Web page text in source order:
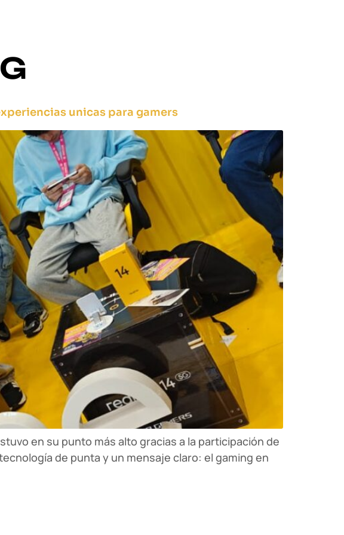
unicas para gamers
en su punto más alto gracias a la participación de
de punta y un mensaje claro: el gaming en